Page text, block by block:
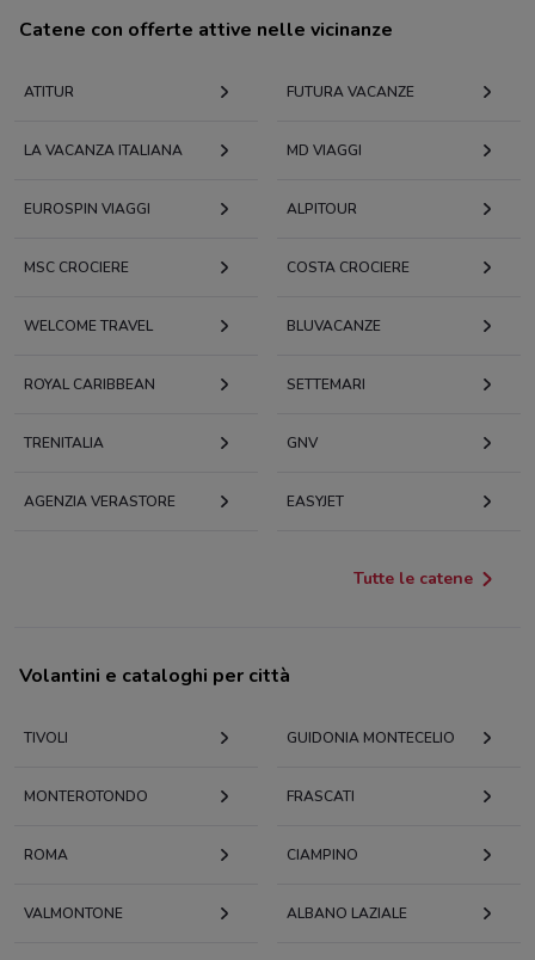
Catene con offerte attive nelle vicinanze
ATITUR FUTURA VACANZE
LA VACANZA ITALIANA MD VIAGGI
EUROSPIN VIAGGI ALPITOUR
MSC CROCIERE COSTA CROCIERE
WELCOME TRAVEL BLUVACANZE
ROYAL CARIBBEAN SETTEMARI
TRENITALIA GNV
AGENZIA VERASTORE EASYJET
Tutte le catene
Volantini e cataloghi per città
TIVOLI GUIDONIA MONTECELIO
MONTEROTONDO FRASCATI
ROMA CIAMPINO
VALMONTONE ALBANO LAZIALE